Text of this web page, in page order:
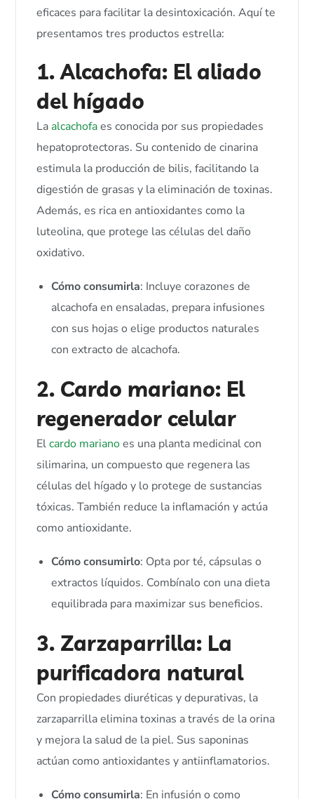
eficaces para facilitar la desintoxicación. Aquí te
presentamos tres productos estrella:
1. Alcachofa: El aliado
del hígado
La alcachofaes conocida por sus propiedades
hepatoprotectoras. Su contenido de cinarina
estimula la producción de bilis, facilitando la
digestión de grasas y la eliminación de toxinas.
Además, es rica en antioxidantes como la
luteolina, que protege las células del daño
oxidativo.
Cómo consumirla: Incluye corazones de
alcachofa en ensaladas, prepara infusiones
con sus hojas o elige productos naturales
con extracto de alcachofa.
2. Cardo mariano: El
regenerador celular
Elcardo marianoes una planta medicinal con
silimarina, un compuesto que regenera las
células del hígado y lo protege de sustancias
tóxicas. También reduce la inflamación y actúa
como antioxidante.
Cómo consumirlo: Opta por té, cápsulas o
extractos líquidos. Combínalo con una dieta
equilibrada para maximizar sus beneficios.
3. Zarzaparrilla: La
purificadora natural
Con propiedades diuréticas y depurativas, la
zarzaparrilla elimina toxinas a través de la orina
y mejora la salud de la piel. Sus saponinas
actúan como antioxidantes y antiinflamatorios.
Cómo consumirla: En infusión o como